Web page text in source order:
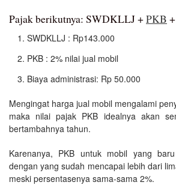
Pajak berikutnya: SWDKLLJ +PKB
SWDKLLJ : Rp143.000
PKB : 2% nilai jual mobil
Biaya administrasi: Rp 50.000
Mengingat harga jual mobil mengalami
maka nilai pajak PKB idealnya akan
bertambahnya tahun.
Karenanya, PKB untuk mobil yang
dengan yang sudah mencapai lebih dari
meski persentasenya sama-sama 2%.